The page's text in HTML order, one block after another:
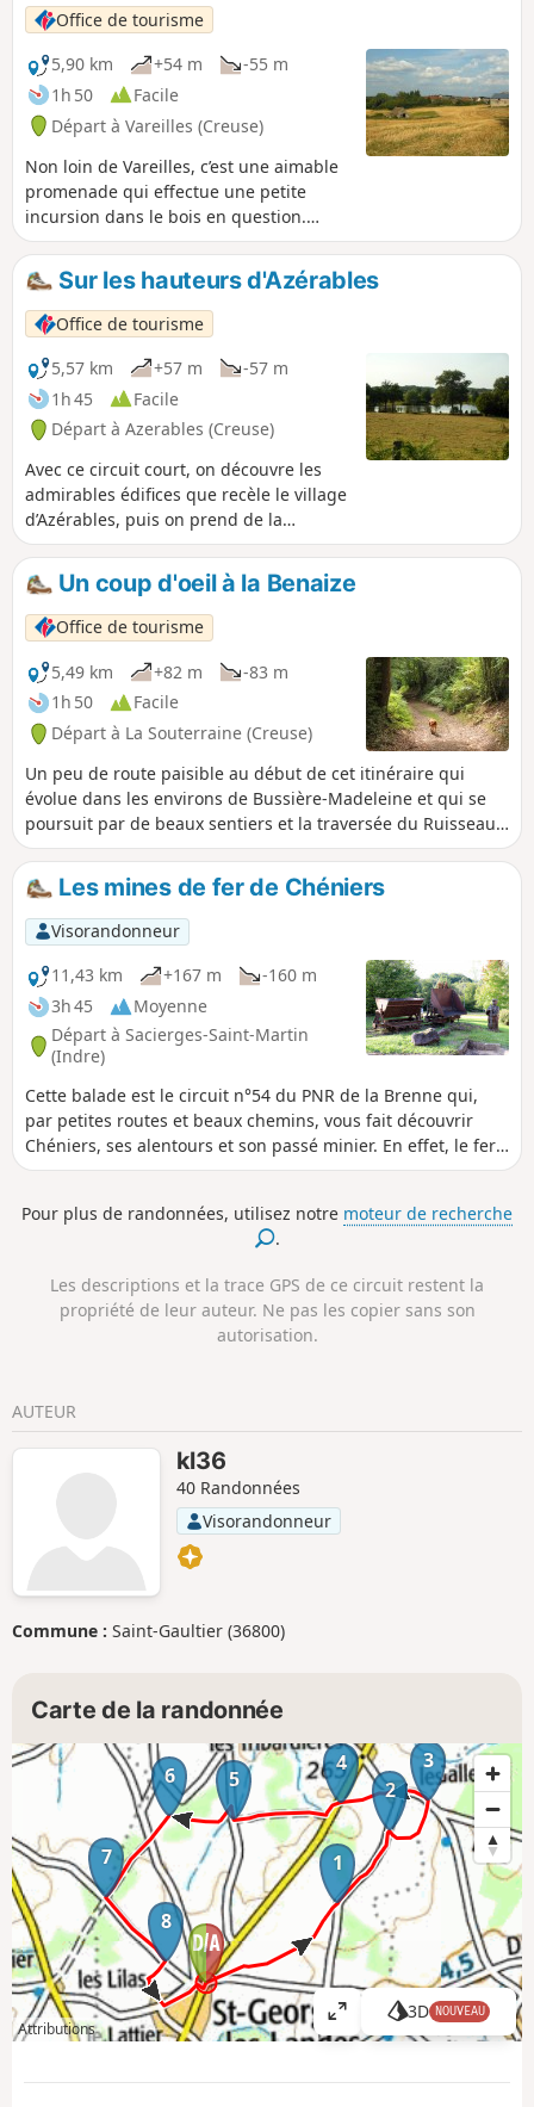
Office de tourisme
5,90 km
+54 m
-55 m
1h 50
Facile
Départ à Vareilles (Creuse)
Non loin de Vareilles, c’est une aimable
promenade qui effectue une petite
incursion dans le bois en question.
Depuis ce lieu, il est tout à fait possible
de s’aventurer jusqu’aux rives de l’Étang
de la Chaume, tout proche.
Sur les hauteurs d'Azérables
Office de tourisme
5,57 km
+57 m
-57 m
1h 45
Facile
Départ à Azerables (Creuse)
Avec ce circuit court, on découvre les
admirables édifices que recèle le village
d’Azérables, puis on prend de la
hauteur et du champ pour les apprécier
de nouveau, cette fois dans leur cadre
naturel.Un coup d'oeil à la Benaize
Office de tourisme
5,49 km
+82 m
-83 m
1h 50
Facile
Départ à La Souterraine (Creuse)
Un peu de route paisible au début de cet itinéraire qui
évolue dans les environs de Bussière-Madeleine et qui se
poursuit par de beaux sentiers et la traversée du Ruisseau
de la Benaize. De charmantes découvertes nous emmènent
de surcroît sur les traces d’une célèbre personnalité locale.
Les mines de fer de Chéniers
Visorandonneur
11,43 km
+167 m
-160 m
3h 45
Moyenne
Départ à Sacierges-Saint-Martin
(Indre)
Cette balade est le circuit n°54 du PNR de la Brenne qui,
par petites routes et beaux chemins, vous fait découvrir
Chéniers, ses alentours et son passé minier. En effet, le fer
a fait la richesse du village de Chéniers et ce n'est pas
Une partie du parcours nous permet de retrouver les traces
laissées par l’exploitation du minerai qui date de la Rome
Pour plus de randonnées, utilisez notre moteur de recherche
.
Les descriptions et la trace GPS de ce circuit restent la
propriété de leur auteur. Ne pas les copier sans son
autorisation.
AUTEUR
kl36
40 Randonnées
Visorandonneur
Commune : Saint-Gaultier (36800)
Carte de la randonnée
1
2
3
4
5
6
7
8
Attributions
A
ff
3D NOUVEAU